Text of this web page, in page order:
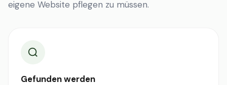
eigene Website pflegen zu müssen.
Gefunden werden